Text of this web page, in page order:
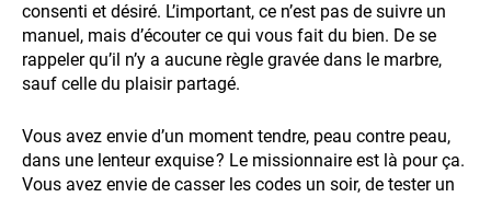
consenti et désiré. L’important, ce n’est pas de suivre un
manuel, mais d’écouter ce qui vous fait du bien. De se
rappeler qu’il n’y a aucune règle gravée dans le marbre,
sauf celle du plaisir partagé.
Vous avez envie d’un moment tendre, peau contre peau,
dans une lenteur exquise ? Le missionnaire est là pour ça.
Vous avez envie de casser les codes un soir, de tester un